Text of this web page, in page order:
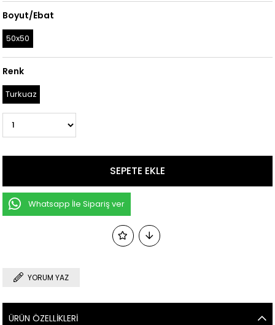
Boyut/Ebat
50x50
Renk
Turkuaz
Whatsapp İle Sipariş ver
YORUM YAZ
ÜRÜN ÖZELLIKLERI